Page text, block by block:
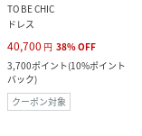
TO BE CHIC
ドレス
40,700 円 38%OFF
3,700ポイント(10%ポイント
バック)
クーポン対象